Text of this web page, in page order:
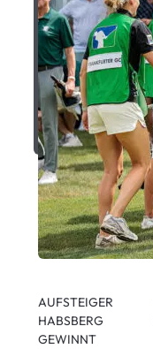
AUFSTEIGER
HABSBERG
GEWINNT